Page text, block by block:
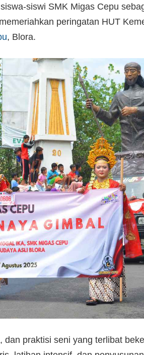
siswi SMK Migas Cepu
peringatan HUT
, Blora.
praktisi seni yang terlibat